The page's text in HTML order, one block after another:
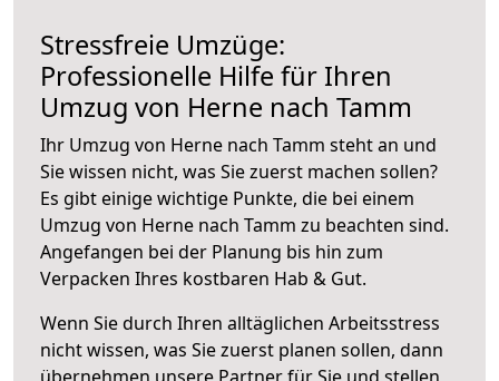
Stressfreie Umzüge:
Professionelle Hilfe für Ihren
Umzug von Herne nach Tamm
Ihr Umzug von Herne nach Tamm steht an und
Sie wissen nicht, was Sie zuerst machen sollen?
Es gibt einige wichtige Punkte, die bei einem
Umzug von Herne nach Tamm zu beachten sind.
Angefangen bei der Planung bis hin zum
Verpacken Ihres kostbaren Hab & Gut.
Wenn Sie durch Ihren alltäglichen Arbeitsstress
nicht wissen, was Sie zuerst planen sollen, dann